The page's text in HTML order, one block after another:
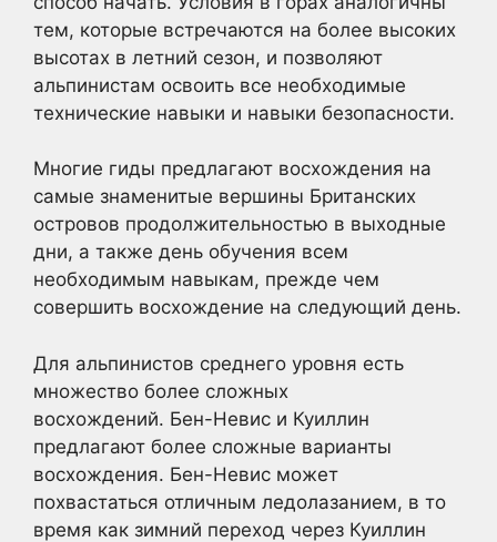
тем, которые встречаются на более высоких
высотах в летний сезон, и позволяют
альпинистам освоить все необходимые
технические навыки и навыки безопасности.
Многие гиды предлагают восхождения на
самые знаменитые вершины Британских
островов продолжительностью в выходные
дни, а также день обучения всем
необходимым навыкам, прежде чем
совершить восхождение на следующий день.
Для альпинистов среднего уровня есть
множество более сложных
восхождений. Бен-Невис и Куиллин
предлагают более сложные варианты
восхождения. Бен-Невис может
похвастаться отличным ледолазанием, в то
время как зимний переход через Куиллин